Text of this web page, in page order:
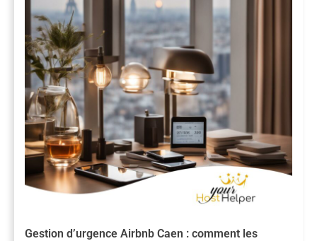
Gestion d’urgence Airbnb Caen : comment les